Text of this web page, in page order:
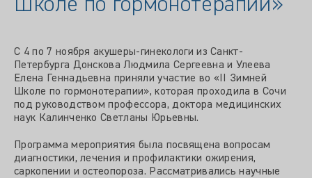
Школе по гормонотерапии»
С 4 по 7 ноября акушеры-гинекологи из Санкт-
Петербурга Донскова Людмила Сергеевна и Улеева
Елена Геннадьевна приняли участие во «II Зимней
Школе по гормонотерапии», которая проходила в Сочи
под руководством профессора, доктора медицинских
наук Калинченко Светланы Юрьевны.
Программа мероприятия была посвящена вопросам
диагностики, лечения и профилактики ожирения,
саркопении и остеопороза. Рассматривались научные